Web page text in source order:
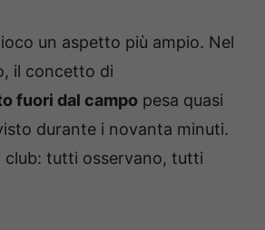
un aspetto più ampio. Nel
il concetto di
fuori dal campo pesa quasi
durante i novanta minuti.
club: tutti osservano, tutti